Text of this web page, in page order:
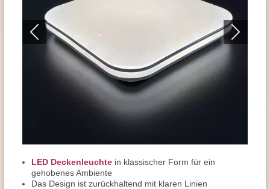
LED Deckenleuchte in klassischer Form für ein
gehobenes Ambiente
Das Design ist zurückhaltend mit klaren Linien